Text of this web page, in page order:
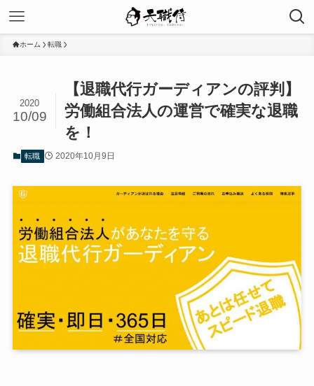
ホーム 転職
【退職代行ガーディアンの評判】
労働組合法人の運営で確実な退職
を！
2020
10/09
転職 2020年10月9日